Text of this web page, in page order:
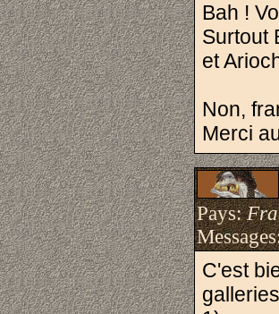
Bah !
Surtout
et
Non,
Merci
Pays:
C'est